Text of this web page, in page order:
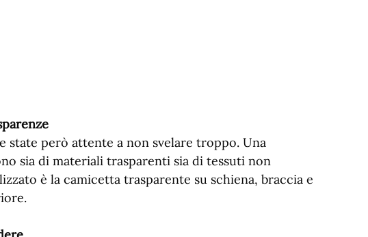
state però attente a non svelare troppo. Una
sia di materiali trasparenti sia di tessuti non
è la camicetta trasparente su schiena, braccia e